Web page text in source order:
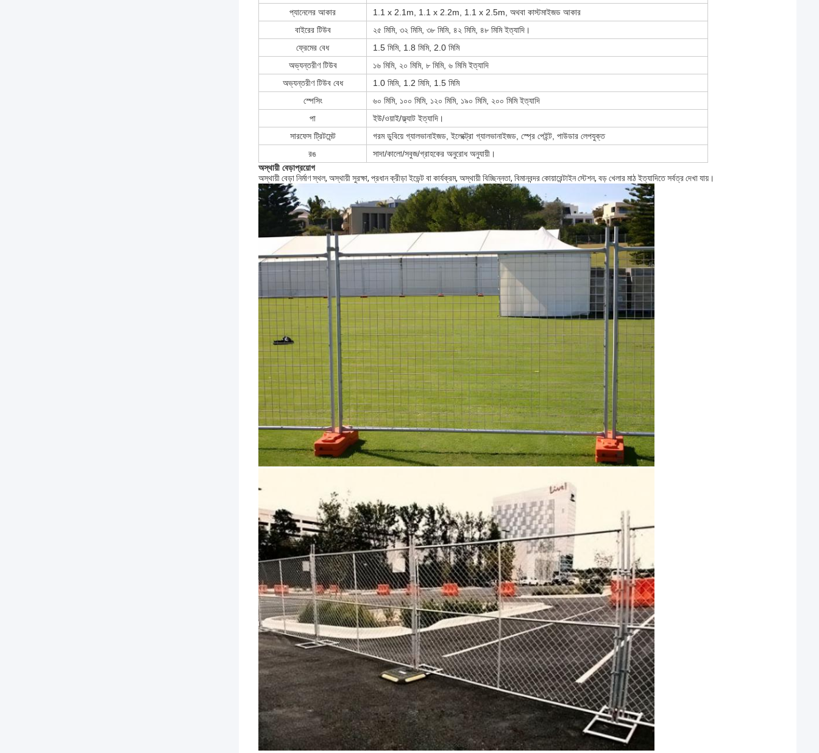
প্যানেলের আকার
1.1 x 2.1m, 1.1 x 2.2m, 1.1 x 2.5m, অথবা কাস্টমাইজড আকার
বাইরের টিউব
২৫ মিমি, ৩২ মিমি, ৩৮ মিমি, ৪২ মিমি, ৪৮ মিমি ইত্যাদি।
ফ্রেমের বেধ
1.5 মিমি, 1.8 মিমি, 2.0 মিমি
অভ্যন্তরীণ টিউব
১৬ মিমি, ২০ মিমি, ৮ মিমি, ৬ মিমি ইত্যাদি
অভ্যন্তরীণ টিউব বেধ
1.0 মিমি, 1.2 মিমি, 1.5 মিমি
স্পেসিং
৬০ মিমি, ১০০ মিমি, ১২০ মিমি, ১৯০ মিমি, ২০০ মিমি ইত্যাদি
পা
ইউ/ওয়াই/ফ্ল্যাট ইত্যাদি।
সারফেস ট্রিটমেন্ট
গরম ডুবিয়ে গ্যালভানাইজড, ইলেক্ট্রো গ্যালভানাইজড, স্প্রে পেইন্ট, পাউডার লেপযুক্ত
রঙ
সাদা/কালো/সবুজ/গ্রাহকের অনুরোধ অনুযায়ী।
অস্থায়ী বেড়াপ্রয়োগ
অস্থায়ী বেড়া নির্মাণ স্থল, অস্থায়ী সুরক্ষা, প্রধান ক্রীড়া ইভেন্ট বা কার্যক্রম, অস্থায়ী বিচ্ছিন্নতা, বিমানবন্দর কোয়ারেন্টাইন স্টেশন, বড় খেলার মাঠ ইত্যাদিতে সর্বত্র দেখা যায়।